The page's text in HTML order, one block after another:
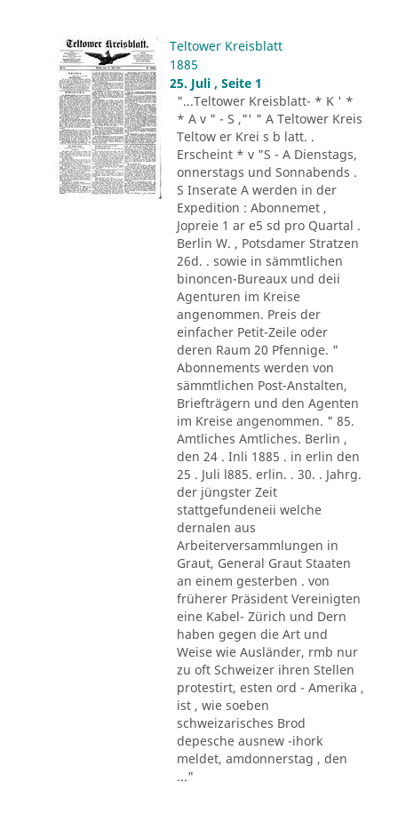
Teltower Kreisblatt
1885
25. Juli , Seite 1
"...Teltower Kreisblatt- * K ' *
* A v " - S ,"' " A Teltower Kreis
Teltow er Krei s b latt. .
Erscheint * v "S - A Dienstags,
onnerstags und Sonnabends .
S Inserate A werden in der
Expedition : Abonnemet ,
Jopreie 1 ar e5 sd pro Quartal .
Berlin W. , Potsdamer Stratzen
26d. . sowie in sämmtlichen
binoncen-Bureaux und deii
Agenturen im Kreise
angenommen. Preis der
einfacher Petit-Zeile oder
deren Raum 20 Pfennige. "
Abonnements werden von
sämmtlichen Post-Anstalten,
Briefträgern und den Agenten
im Kreise angenommen. " 85.
Amtliches Amtliches. Berlin ,
den 24 . Inli 1885 . in erlin den
25 . Juli l885. erlin. . 30. . Jahrg.
der jüngster Zeit
stattgefundeneii welche
dernalen aus
Arbeiterversammlungen in
Graut, General Graut Staaten
an einem gesterben . von
früherer Präsident Vereinigten
eine Kabel- Zürich und Dern
haben gegen die Art und
Weise wie Ausländer, rmb nur
zu oft Schweizer ihren Stellen
protestirt, esten ord - Amerika ,
ist , wie soeben
schweizarisches Brod
depesche ausnew -ihork
meldet, amdonnerstag , den
..."